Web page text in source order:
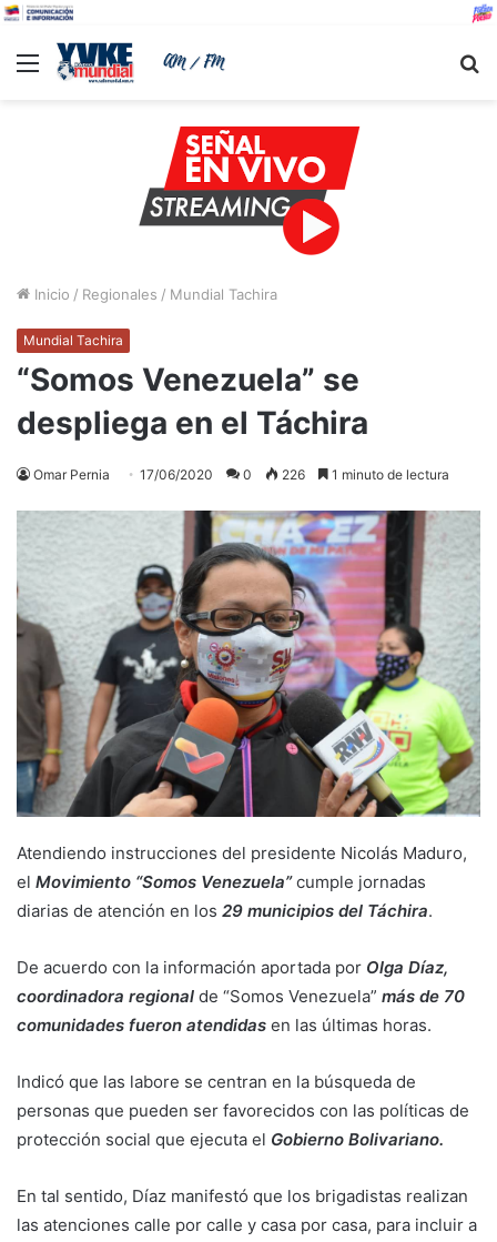
Menu
Inicio / Regionales / Mundial Tachira
Mundial Tachira
“Somos Venezuela” se
despliega en el Táchira
Omar Pernia 17/06/2020 0 226 1 minuto de lectura
Atendiendo instrucciones del presidente Nicolás Maduro,
el Movimiento “Somos Venezuela”cumple jornadas
diarias de atención en los 29 municipios del Táchira.
De acuerdo con la información aportada por Olga Díaz,
coordinadora regional de “Somos Venezuela” más de 70
comunidades fueron atendidas en las últimas horas.
Indicó que las labore se centran en la búsqueda de
personas que pueden ser favorecidos con las políticas de
protección social que ejecuta el Gobierno Bolivariano.
En tal sentido, Díaz manifestó que los brigadistas realizan
las atenciones calle por calle y casa por casa, para incluir a